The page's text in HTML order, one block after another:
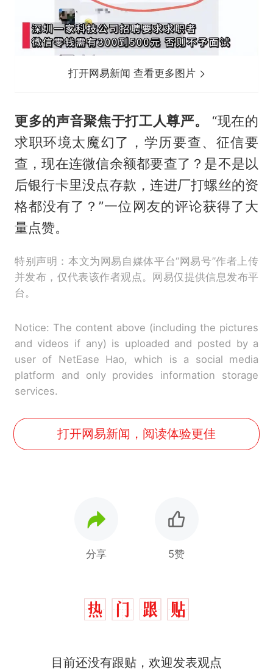
打开网易新闻 查看更多图片
更多的声音聚焦于打工人尊严。
“现在的
求职环境太魔幻了，学历要查、征信要
查，现在连微信余额都要查了？是不是以
后银行卡里没点存款，连进厂打螺丝的资
格都没有了？”一位网友的评论获得了大
量点赞。
特别声明：本文为网易自媒体平台“网易号”作者上传
并发布，仅代表该作者观点。网易仅提供信息发布平
台。
Notice: The content above (including the pictures
and videos if any) is uploaded and posted by a
user of NetEase Hao, which is a social media
platform and only provides information storage
services.
打开网易新闻，阅读体验更佳
分享 5赞
目前还没有跟贴，欢迎发表观点